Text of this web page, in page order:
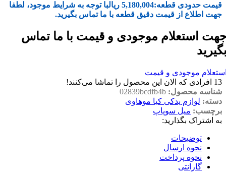
قیمت حدودی قطعه:5,180,004 ریالبا توجه به شرایط موجود، لطفا
جهت اطلاع از قیمت دقیق قطعه با ما تماس بگیرید.
استعلام موجودی و قیمت با ما تماس
موجودی و قیمت
13 افرادی که الان این محصول را تماشا می‌کنند!
شناسه محصول: 02839bcdfb4b
دسته: لوازم یدکی کیا موهاوی
برچسب: میل سوپاپ
به اشتراک بگذارید:
توضیحات
نحوه ارسال
نحوه پرداخت
گارانتی